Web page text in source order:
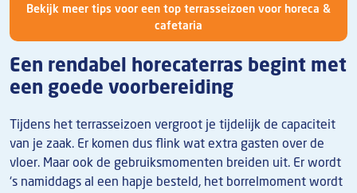
Bekijk meer tips voor een top terrasseizoen voor horeca &
cafetaria
Een rendabel horecaterras begint met
een goede voorbereiding
Tijdens het terrasseizoen vergroot je tijdelijk de capaciteit
van je zaak. Er komen dus flink wat extra gasten over de
vloer. Maar ook de gebruiksmomenten breiden uit. Er wordt
‘s namiddags al een hapje besteld, het borrelmoment wordt